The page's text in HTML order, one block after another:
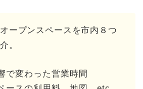
ープンスペースを市内８つ
。
で変わった営業時間